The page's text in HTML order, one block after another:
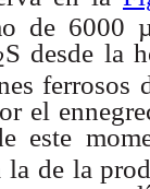
de
S desde la
ferrosos
el
este
la de la